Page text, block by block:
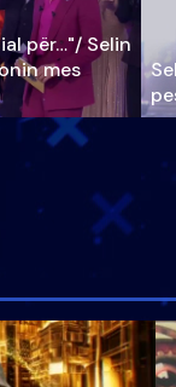
për…"/ Selin
mes